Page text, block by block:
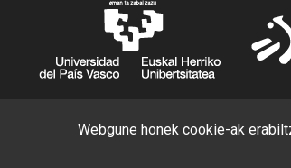
Webgune honek cookie-ak